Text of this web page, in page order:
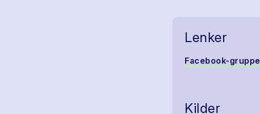
Lenker
Facebook-gruppe
Kilder